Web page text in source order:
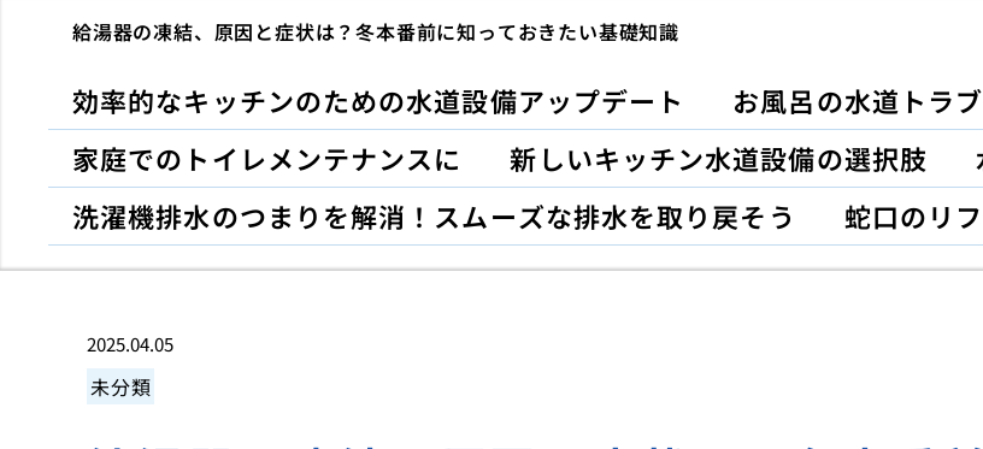
給湯器の凍結、原因と症状は？冬本番前に知っておきたい基礎知識
効率的なキッチンのための水道設備アップデート
お風呂の水道トラ
家庭でのトイレメンテナンスに
新しいキッチン水道設備の選択肢
洗濯機排水のつまりを解消！スムーズな排水を取り戻そう
蛇口のリ
2025.04.05
未分類